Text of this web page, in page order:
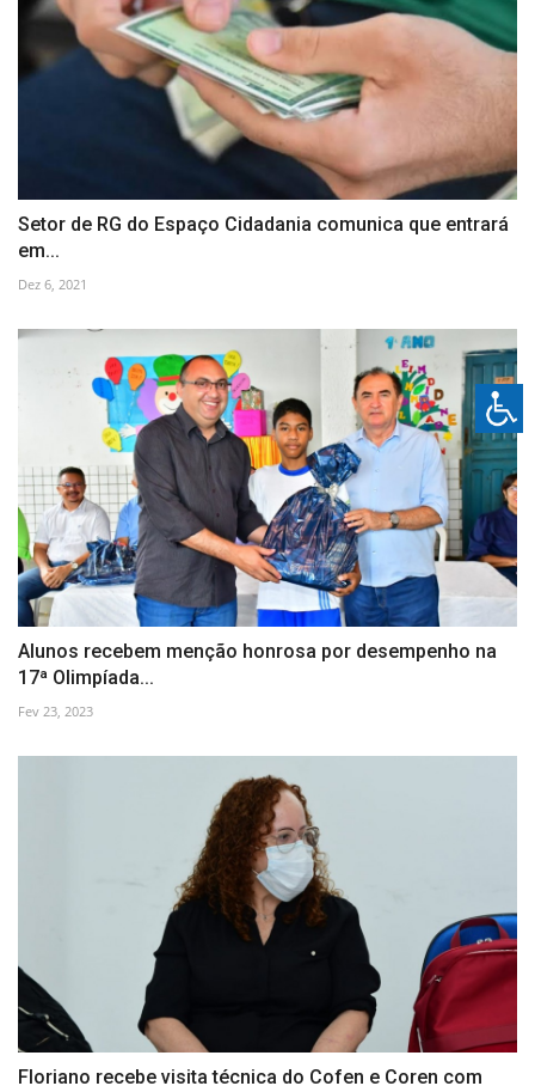
Setor de RG do Espaço Cidadania comunica que entrará
em...
Dez 6, 2021
Alunos recebem menção honrosa por desempenho na
17ª Olimpíada...
Fev 23, 2023
Floriano recebe visita técnica do Cofen e Coren com